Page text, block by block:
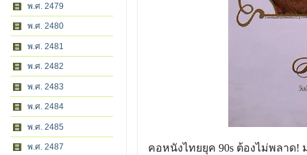
พ.ศ. 2479
พ.ศ. 2480
พ.ศ. 2481
พ.ศ. 2482
พ.ศ. 2483
พ.ศ. 2484
พ.ศ. 2485
พ.ศ. 2487
คอหนังไทยยุค 90s ต้องไม่พลาด